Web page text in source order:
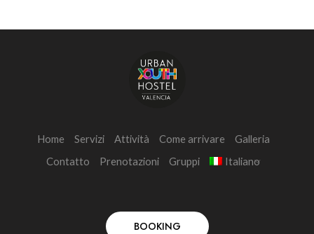
Home Servizi Attività Come arrivare
Galleria
Contatto
Prenotazioni Gruppi Italiano
BOOKING